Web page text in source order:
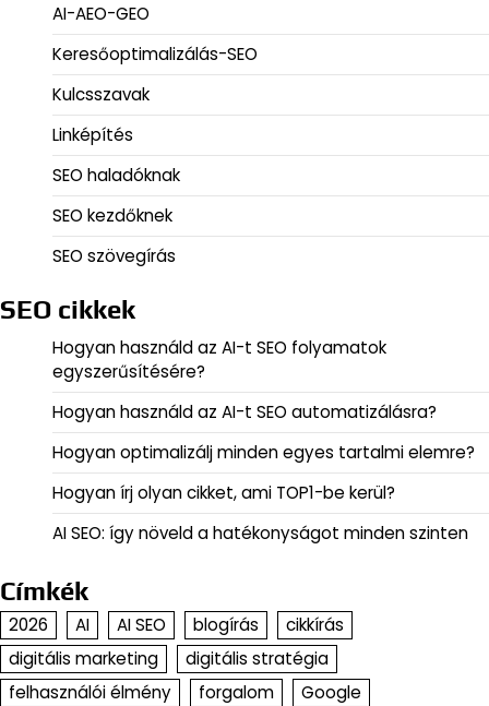
AI-AEO-GEO
Keresőoptimalizálás-SEO
Kulcsszavak
Linképítés
SEO haladóknak
SEO kezdőknek
SEO szövegírás
SEO cikkek
Hogyan használd az AI-t SEO folyamatok
egyszerűsítésére?
Hogyan használd az AI-t SEO automatizálásra?
Hogyan optimalizálj minden egyes tartalmi elemre?
Hogyan írj olyan cikket, ami TOP1-be kerül?
AI SEO: így növeld a hatékonyságot minden szinten
Címkék
2026 AI AI SEO blogírás
cikkírás
digitális marketing
digitális stratégia
felhasználói élmény
forgalom
Google